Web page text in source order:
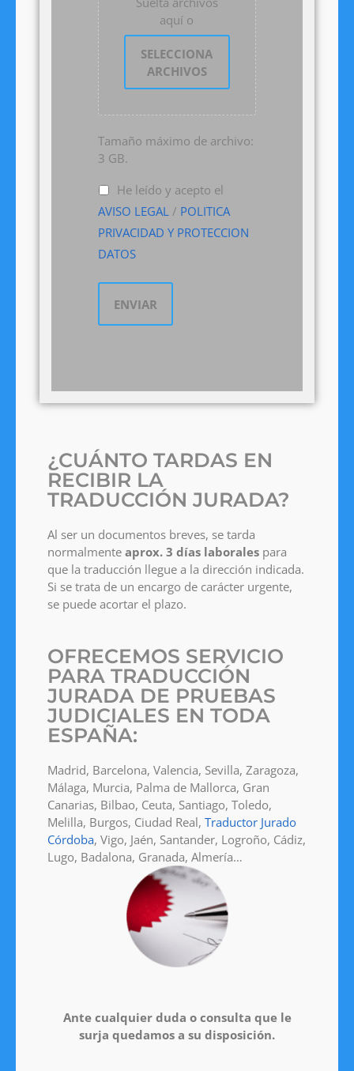
aquí o
SELECCIONA
ARCHIVOS
Tamaño máximo de archivo:
3 GB.
He leído y acepto el
AVISO LEGAL / POLITICA
PRIVACIDAD Y PROTECCION
DATOS
¿CUÁNTO TARDAS EN
RECIBIR LA
TRADUCCIÓN JURADA?
Al ser un documentos breves, se tarda
normalmente aprox. 3 días laborales para
que la traducción llegue a la dirección indicada.
Si se trata de un encargo de carácter urgente,
se puede acortar el plazo.
OFRECEMOS SERVICIO
PARA TRADUCCIÓN
JURADA DE PRUEBAS
JUDICIALES EN TODA
ESPAÑA:
Madrid, Barcelona, Valencia, Sevilla, Zaragoza,
Málaga, Murcia, Palma de Mallorca, Gran
Canarias, Bilbao, Ceuta, Santiago, Toledo,
Melilla, Burgos, Ciudad Real, Traductor Jurado
Córdoba, Vigo, Jaén, Santander, Logroño, Cádiz,
Lugo, Badalona, Granada, Almería…
Ante cualquier duda o consulta que le
surja quedamos a su disposición.